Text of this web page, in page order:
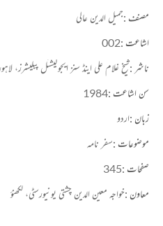
مصنف :جمیل الدین عالی
اشاعت :002
ناشر :شیخ غلام علی اینڈ سنز ایجوکیشنل پبلیشرز،
سن اشاعت :1984
زبان :اردو
موضوعات :سفر نامہ
صفحات :345
معاون :خواجہ معین الدین چشتی یونیورسٹی، لکھنؤ